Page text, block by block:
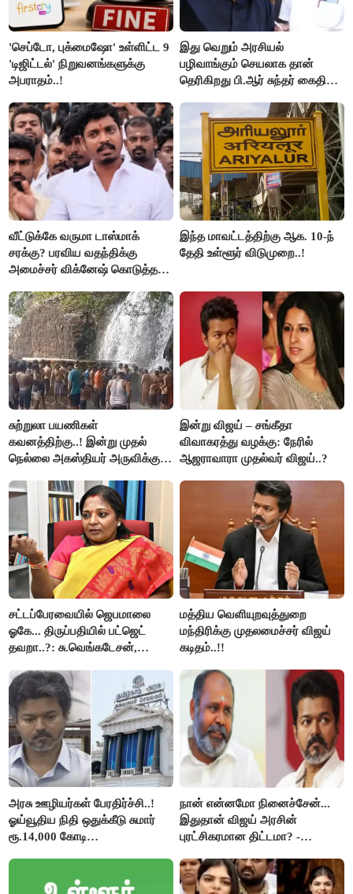
'செப்டோ, புக்மைஷோ' உள்ளிட்ட 9
'டிஜிட்டல்' நிறுவனங்களுக்கு
அபராதம்..!
இது வெறும் அரசியல்
பழிவாங்கும் செயலாக தான்
தெரிகிறது பி.ஆர் சுந்தர் கைதிற்கு
வீட்டுக்கே வருமா டாஸ்மாக்
சரக்கு? பரவிய வதந்திக்கு
அமைச்சர் விக்னேஷ் கொடுத்த
இந்த மாவட்டத்திற்கு ஆக. 10-ந்
தேதி உள்ளூர் விடுமுறை..!
சுற்றுலா பயணிகள்
கவனத்திற்கு..! இன்று முதல்
நெல்லை அகஸ்தியர் அருவிக்கு
இன்று விஜய் – சங்கீதா
விவாகரத்து வழக்கு: நேரில்
ஆஜராவாரா முதல்வர் விஜய்..?
சட்டப்பேரவையில் ஜெபமாலை
ஓகே... திருப்பதியில் பட்ஜெட்
தவறா..?: சு.வெங்கடேசன்,
கேள்வி..!
மத்திய வெளியுறவுத்துறை
மந்திரிக்கு முதலமைச்சர் விஜய்
கடிதம்..!!
அரசு ஊழியர்கள் பேரதிர்ச்சி..!
ஓய்வூதிய நிதி ஒதுக்கீடு சுமார்
ரூ.14,000 கோடி
நான் என்னமோ நினைச்சேன்...
இதுதான் விஜய் அரசின்
புரட்சிகரமான திட்டமா? -